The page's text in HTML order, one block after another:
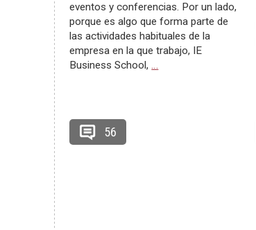
eventos y conferencias. Por un lado,
porque es algo que forma parte de
las actividades habituales de la
empresa en la que trabajo, IE
Business School,…
56